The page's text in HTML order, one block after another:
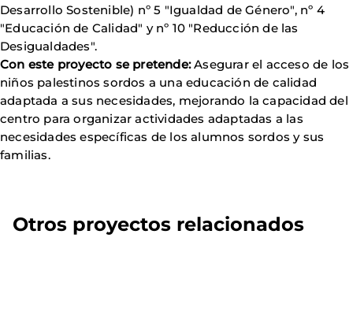
Desarrollo Sostenible) nº 5 "Igualdad de Género", nº 4
"Educación de Calidad" y nº 10 "Reducción de las
Desigualdades".
Con este proyecto se pretende:Asegurar el acceso de los
niños palestinos sordos a una educación de calidad
adaptada a sus necesidades, mejorando la capacidad del
centro para organizar actividades adaptadas a las
necesidades específicas de los alumnos sordos y sus
familias.
Otros proyectos relacionados